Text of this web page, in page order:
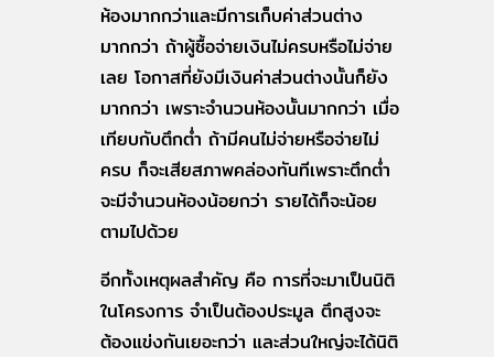
ห้องมากกว่าและมีการเก็บค่าส่วนต่าง
มากกว่า ถ้าผู้ซื้อจ่ายเงินไม่ครบหรือไม่จ่าย
เลย โอกาสที่ยังมีเงินค่าส่วนต่างนั้นก็ยัง
มากกว่า เพราะจำนวนห้องนั้นมากกว่า เมื่อ
เทียบกับตึกต่ำ ถ้ามีคนไม่จ่ายหรือจ่ายไม่
ครบ ก็จะเสียสภาพคล่องทันทีเพราะตึกต่ำ
จะมีจำนวนห้องน้อยกว่า รายได้ก็จะน้อย
ตามไปด้วย
อีกทั้งเหตุผลสำคัญ คือ การที่จะมาเป็นนิติ
ในโครงการ จำเป็นต้องประมูล ตึกสูงจะ
ต้องแข่งกันเยอะกว่า และส่วนใหญ่จะได้นิติ